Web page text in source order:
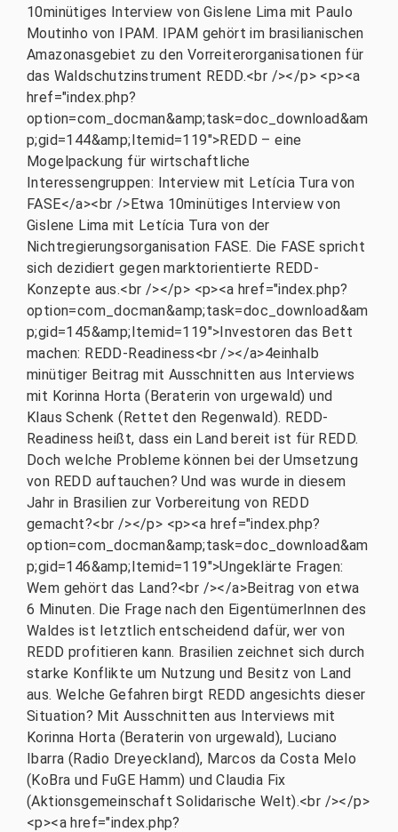
10minütiges Interview von Gislene Lima mit Paulo
Moutinho von IPAM. IPAM gehört im brasilianischen
Amazonasgebiet zu den Vorreiterorganisationen für
das Waldschutzinstrument REDD.<br /></p> <p><a
href="index.php?
option=com_docman&amp;task=doc_download&am
p;gid=144&amp;Itemid=119">REDD – eine
Mogelpackung für wirtschaftliche
Interessengruppen: Interview mit Letícia Tura von
FASE</a><br />Etwa 10minütiges Interview von
Gislene Lima mit Letícia Tura von der
Nichtregierungsorganisation FASE. Die FASE spricht
sich dezidiert gegen marktorientierte REDD-
Konzepte aus.<br /></p> <p><a href="index.php?
option=com_docman&amp;task=doc_download&am
p;gid=145&amp;Itemid=119">Investoren das Bett
machen: REDD-Readiness<br /></a>4einhalb
minütiger Beitrag mit Ausschnitten aus Interviews
mit Korinna Horta (Beraterin von urgewald) und
Klaus Schenk (Rettet den Regenwald). REDD-
Readiness heißt, dass ein Land bereit ist für REDD.
Doch welche Probleme können bei der Umsetzung
von REDD auftauchen? Und was wurde in diesem
Jahr in Brasilien zur Vorbereitung von REDD
gemacht?<br /></p> <p><a href="index.php?
option=com_docman&amp;task=doc_download&am
p;gid=146&amp;Itemid=119">Ungeklärte Fragen:
Wem gehört das Land?<br /></a>Beitrag von etwa
6 Minuten. Die Frage nach den EigentümerInnen des
Waldes ist letztlich entscheidend dafür, wer von
REDD profitieren kann. Brasilien zeichnet sich durch
starke Konflikte um Nutzung und Besitz von Land
aus. Welche Gefahren birgt REDD angesichts dieser
Situation? Mit Ausschnitten aus Interviews mit
Korinna Horta (Beraterin von urgewald), Luciano
Ibarra (Radio Dreyeckland), Marcos da Costa Melo
(KoBra und FuGE Hamm) und Claudia Fix
(Aktionsgemeinschaft Solidarische Welt).<br /></p>
<p><a href="index.php?